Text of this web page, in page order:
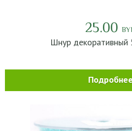
25.00
Шнур декоративный
Подробнее